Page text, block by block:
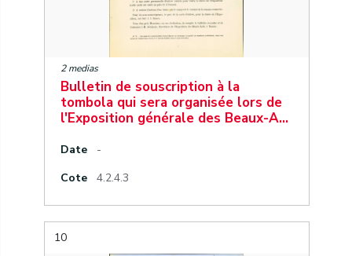
2 medias
Bulletin de souscription à la
tombola qui sera organisée lors de
l'Exposition générale des Beaux-A…
Date
-
Cote
4.2.4.3
10